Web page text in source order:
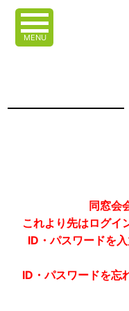
MENU
同窓会
これより先はログイ
ID・パスワードを
ID・パスワードを忘